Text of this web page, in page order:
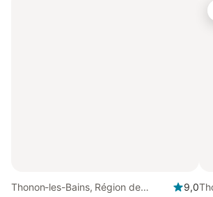
Thonon-les-Bains, Région de
9,0